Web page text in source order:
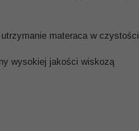
utrzymanie materaca w czystości
wysokiej jakości wiskozą